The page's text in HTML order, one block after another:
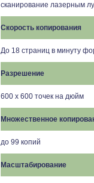
сканирование лазерным
Скорость копирования
До 18 страниц в минуту
Разрешение
600 х 600 точек на дюйм
Множественное
до 99 копий
Масштабирование